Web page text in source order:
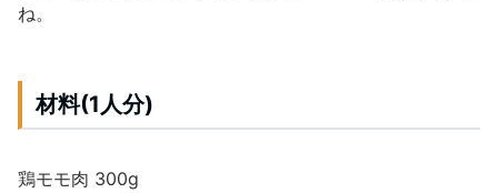
ね。
材料(1人分)
鶏モモ肉 300g